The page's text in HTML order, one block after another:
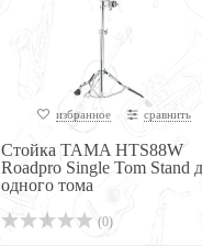
избранное сравнить
Стойка TAMA HTS88W
Roadpro Single Tom Stand
одного тома
(0)